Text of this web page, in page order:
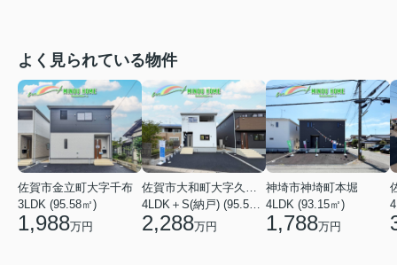
よく見られている物件
佐賀市金立町大字千布
3LDK (95.58㎡)
1,988万円 2,288万円
神埼市神埼町本堀
4LDK (93.15㎡)
1,788万円